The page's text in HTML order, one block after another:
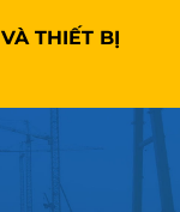
THIẾT BỊ